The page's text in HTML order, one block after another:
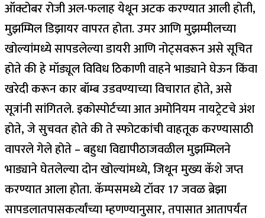
ऑक्टोबर रोजी अल-फलाह येथून अटक करण्यात आली होती,
मुझम्मिल डिझायर वापरत होता.उमर आणि मुझम्मीलच्या
खोल्यांमध्ये सापडलेल्या डायरी आणि नोट्सवरून असे सूचित
होते की हे मॉड्यूल विविध ठिकाणी वाहने भाड्याने घेऊन किंवा
खरेदी करून कार बॉम्ब उडवण्याच्या विचारात होते, असे
सूत्रांनी सांगितले. इकोस्पोर्टच्या आत अमोनियम नायट्रेटचे अंश
होते, जे सुचवत होते की ते स्फोटकांची वाहतूक करण्यासाठी
वापरले गेले होते – बहुधा विद्यापीठाजवळील मुझम्मिलने
भाड्याने घेतलेल्या दोन खोल्यांमध्ये, जिथून मुख्य कॅशे जप्त
करण्यात आला होता.कॅम्पसमध्ये टॉवर 17 जवळ ब्रेझा
सापडलातपासकर्त्यांच्या म्हणण्यानुसार, तपासात आतापर्यंत